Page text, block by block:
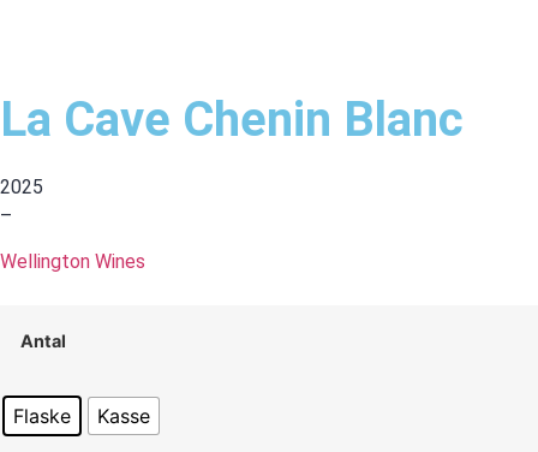
La Cave Chenin Blanc
2025
–
Wellington Wines
Antal
Flaske Kasse